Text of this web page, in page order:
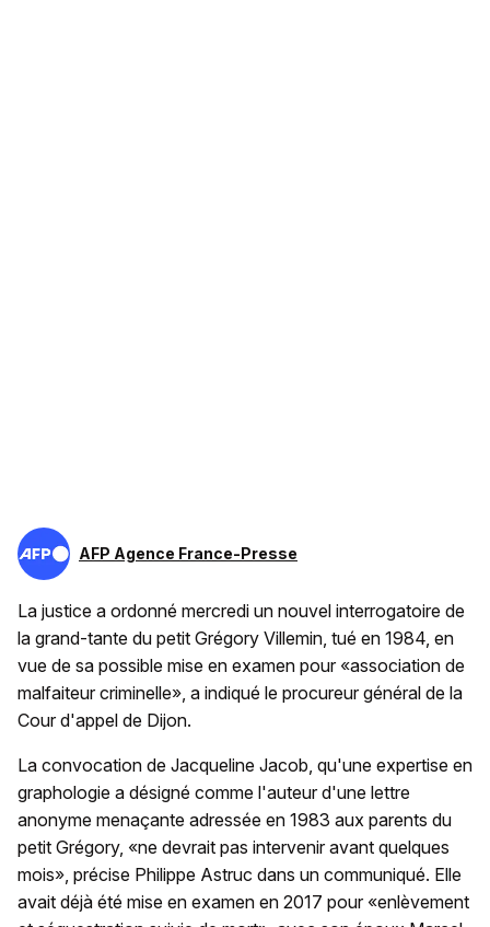
AFP Agence France-Presse
La justice a ordonné mercredi un nouvel interrogatoire de
la grand-tante du petit Grégory Villemin, tué en 1984, en
vue de sa possible mise en examen pour «association de
malfaiteur criminelle», a indiqué le procureur général de la
Cour d'appel de Dijon.
La convocation de Jacqueline Jacob, qu'une expertise en
graphologie a désigné comme l'auteur d'une lettre
anonyme menaçante adressée en 1983 aux parents du
petit Grégory, «ne devrait pas intervenir avant quelques
mois», précise Philippe Astruc dans un communiqué. Elle
avait déjà été mise en examen en 2017 pour «enlèvement